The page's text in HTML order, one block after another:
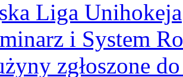
Liga Unihokeja
i System
zgłoszone